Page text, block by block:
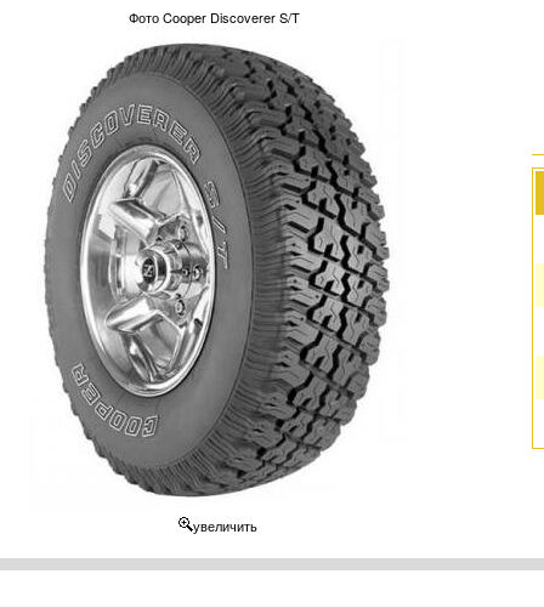
Фото Cooper Discoverer S/T
увеличить